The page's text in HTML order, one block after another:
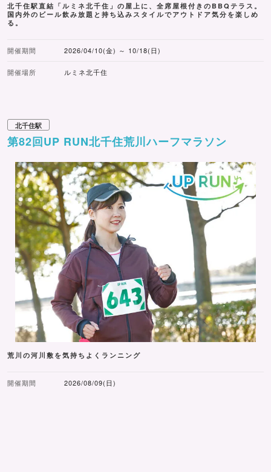
北千住駅直結「ルミネ北千住」の屋上に、全席屋根付きのBBQテラス。
国内外のビール飲み放題と持ち込みスタイルでアウトドア気分を楽しめ
る。
開催期間 2026/04/10(金) ～ 10/18(日)
開催場所 ルミネ北千住
北千住駅
第82回UP RUN北千住荒川ハーフマラソン
荒川の河川敷を気持ちよくランニング
開催期間 2026/08/09(日)